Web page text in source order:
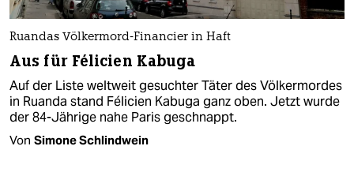
Ruandas Völkermord-Financier in Haft
Aus für Félicien Kabuga
Auf der Liste weltweit gesuchter Täter des Völkermordes
in Ruanda stand Félicien Kabuga ganz oben. Jetzt wurde
der 84-Jährige nahe Paris geschnappt.
Von Simone Schlindwein